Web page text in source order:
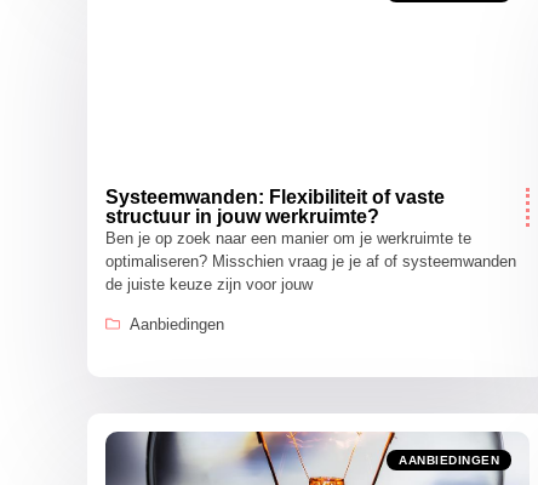
Systeemwanden: Flexibiliteit of vaste
structuur in jouw werkruimte?
Ben je op zoek naar een manier om je werkruimte te
optimaliseren? Misschien vraag je je af of systeemwanden
de juiste keuze zijn voor jouw
Aanbiedingen
AANBIEDINGEN